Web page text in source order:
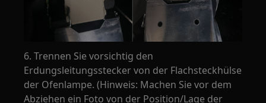
6. Trennen Sie vorsichtig den
Erdungsleitungsstecker von der Flachsteckhülse
der Ofenlampe. (Hinweis: Machen Sie vor dem
Abziehen ein Foto von der Position/Lage der